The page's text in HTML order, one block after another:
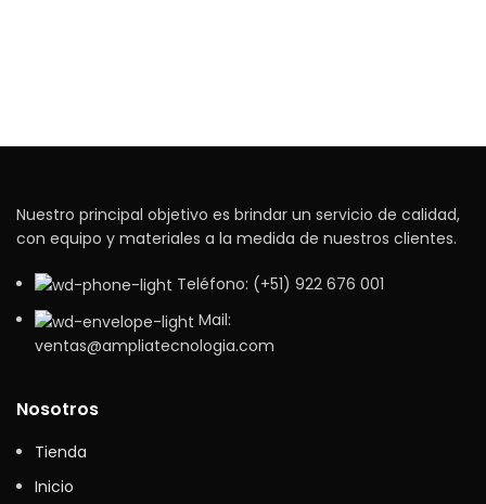
Nuestro principal objetivo es brindar un servicio de calidad,
con equipo y materiales a la medida de nuestros clientes.
Teléfono: (+51) 922 676 001
Mail:
ventas@ampliatecnologia.com
Nosotros
Tienda
Inicio